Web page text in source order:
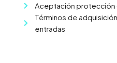
Aceptación protección
Términos de
entradas